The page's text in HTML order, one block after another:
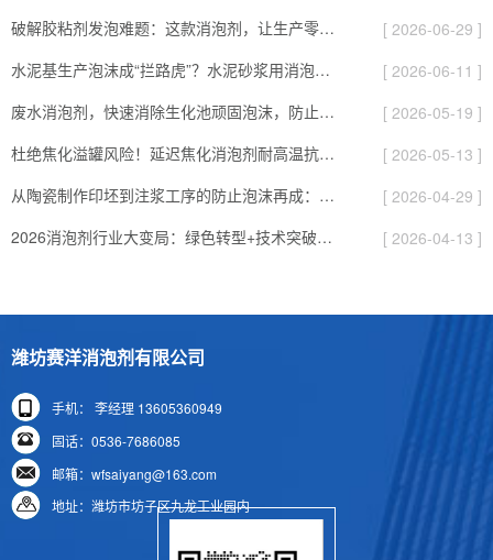
破解胶粘剂发泡难题：这款消泡剂，让生产零缺陷、成本更可控！
[ 2026-06-29 ]
水泥基生产泡沫成“拦路虎”？水泥砂浆用消泡剂，高效破泡还提耐久性
[ 2026-06-11 ]
废水消泡剂，快速消除生化池顽固泡沫，防止溢流与菌胶团破坏，提升污水处理效率与出水水质
[ 2026-05-19 ]
杜绝焦化溢罐风险！延迟焦化消泡剂耐高温抗剪切，保障炼化装置长周期稳定运行 在石油炼化深加工行业中，延迟焦化装置是重质油、渣油裂解转化的核心工艺设备，主要通过高温热裂解反应，将重质原料转化为轻质油品、焦炭等产物，广泛应用于大型石化、能源炼化企业。延迟焦化生产处于高温、高压、高剪切严苛工况，原料内含胶质、沥青质、表面活性杂质，在裂解升温、发泡生焦阶段极易产生大量粘稠泡沫。泡沫膨胀速度快、承压稳定性强，
[ 2026-05-13 ]
从陶瓷制作印坯到注浆工序的防止泡沫再成：使用高固含陶瓷浆料消泡剂的三大黄金法则！
[ 2026-04-29 ]
2026消泡剂行业大变局：绿色转型+技术突破，180亿市场藏着哪些新机遇？
[ 2026-04-13 ]
潍坊赛洋消泡剂有限公司
手机： 李经理 13605360949
固话：0536-7686085
邮箱：wfsaiyang@163.com
地址：潍坊市坊子区九龙工业园内